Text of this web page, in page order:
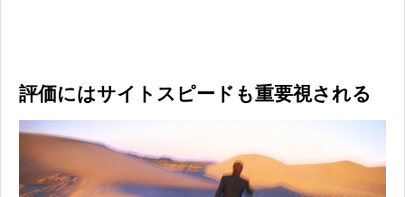
評価にはサイトスピードも重要視される